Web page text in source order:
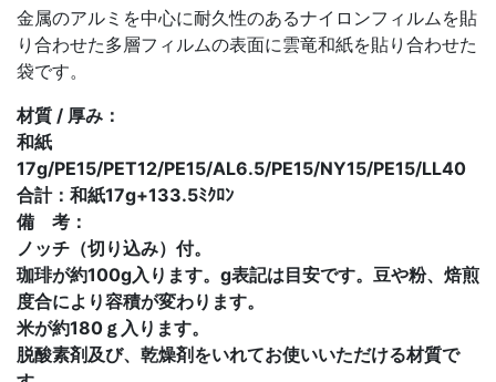
金属のアルミを中心に耐久性のあるナイロンフィルムを貼
り合わせた多層フィルムの表面に雲竜和紙を貼り合わせた
袋です。
材質 / 厚み：
和紙
17g/PE15/PET12/PE15/AL6.5/PE15/NY15/PE15/LL40
合計：和紙17g+133.5ﾐｸﾛﾝ
備 考：
ノッチ（切り込み）付。
珈琲が約100g入ります。g表記は目安です。豆や粉、焙煎
度合により容積が変わります。
米が約180ｇ入ります。
脱酸素剤及び、乾燥剤をいれてお使いいただける材質で